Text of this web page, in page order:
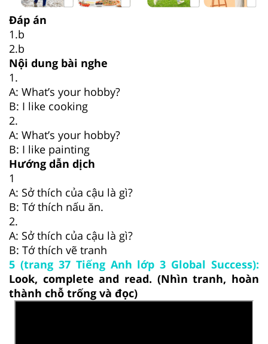
Đáp án
1.b
2.b
Nội dung bài nghe
1.
A: What’s your hobby?
B: I like cooking
2.
A: What’s your hobby?
B: I like painting
Hướng dẫn dịch
1
A: Sở thích của cậu là gì?
B: Tớ thích nấu ăn.
2.
A: Sở thích của cậu là gì?
B: Tớ thích vẽ tranh
5 (trang 37 Tiếng Anh lớp 3 Global Success):
Look, complete and read. (Nhìn tranh, hoàn
thành chỗ trống và đọc)